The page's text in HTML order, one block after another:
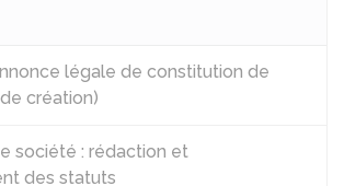
légale de constitution de
création)
société : rédaction et
des statuts